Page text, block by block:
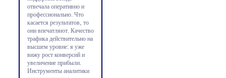
отвечала оперативно и
профессионально. Что
касается результатов, то
они впечатляют. Качество
трафика действительно на
высшем уровне: я уже
вижу рост конверсий и
увеличение прибыли.
Инструменты аналитики